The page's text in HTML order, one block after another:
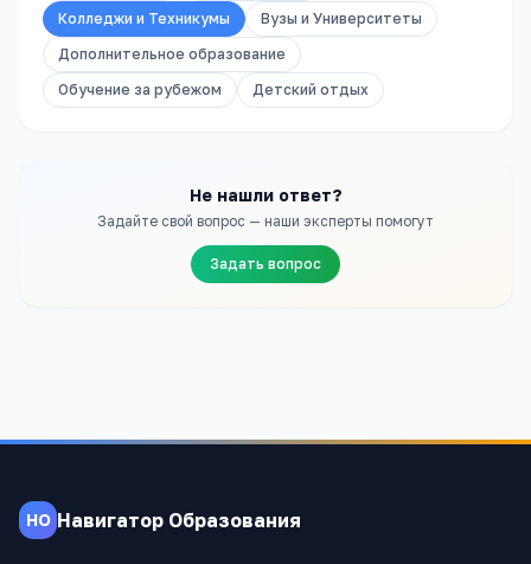
Колледжи и Техникумы
Вузы и Университеты
Дополнительное образование
Обучение за рубежом
Детский отдых
Не нашли ответ?
Задайте свой вопрос — наши эксперты помогут
Задать вопрос
НО Навигатор Образования